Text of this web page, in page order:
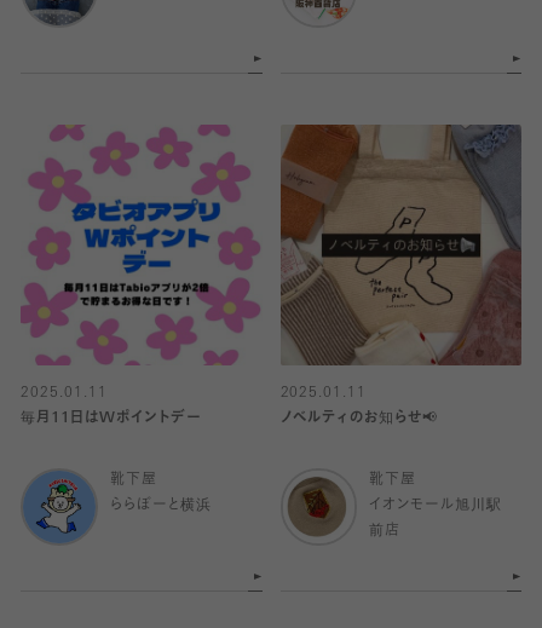
2025.01.11
毎月11日はWポイントデー
靴下屋
ららぽーと横浜
2025.01.11
ノベルティのお知らせ📢
靴下屋
イオンモール旭川駅
前店